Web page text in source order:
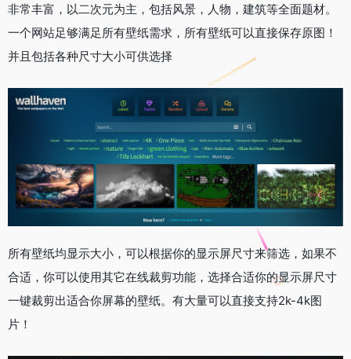
非常丰富，以二次元为主，包括风景，人物，建筑等全面题材。
一个网站足够满足所有壁纸需求，所有壁纸可以直接保存原图！
并且包括各种尺寸大小可供选择
所有壁纸均显示大小，可以根据你的显示屏尺寸来筛选，如果不
合适，你可以使用其它在线裁剪功能，选择合适你的显示屏尺寸
一键裁剪出适合你屏幕的壁纸。有大量可以直接支持2k-4k图
片！